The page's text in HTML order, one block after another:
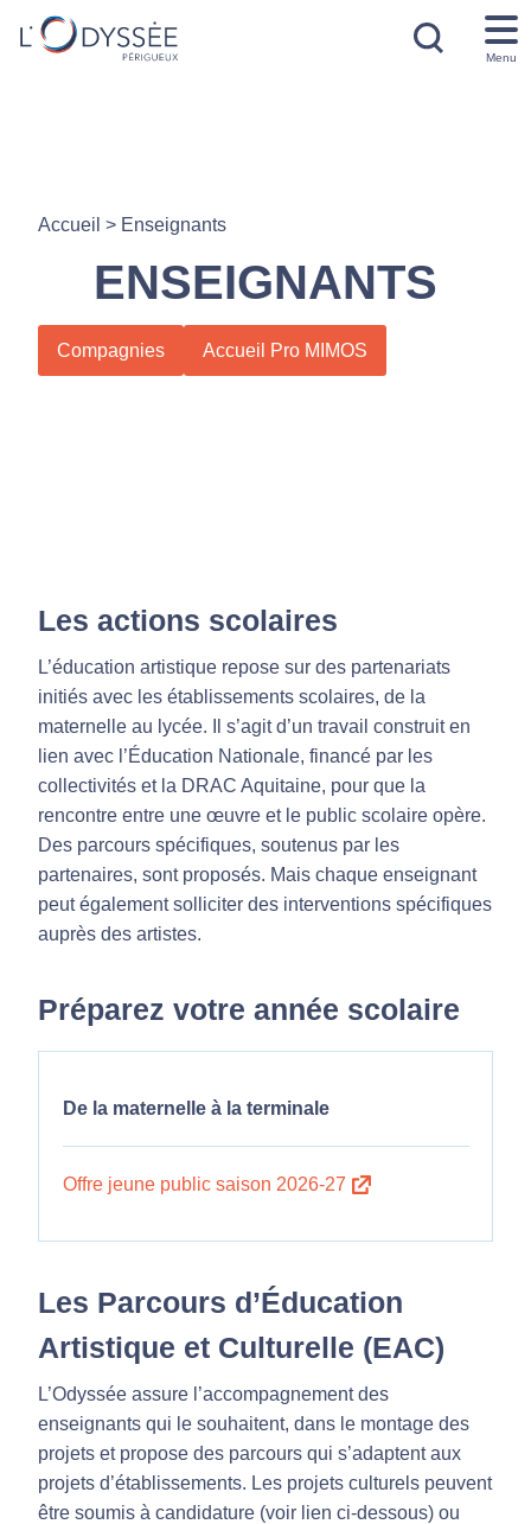
Menu
Accueil > Enseignants
ENSEIGNANTS
Compagnies Accueil Pro MIMOS
Les actions scolaires
L’éducation artistique repose sur des partenariats
initiés avec les établissements scolaires, de la
maternelle au lycée. Il s’agit d’un travail construit en
lien avec l’Éducation Nationale, financé par les
collectivités et la DRAC Aquitaine, pour que la
rencontre entre une œuvre et le public scolaire opère.
Des parcours spécifiques, soutenus par les
partenaires, sont proposés. Mais chaque enseignant
peut également solliciter des interventions spécifiques
auprès des artistes.
Préparez votre année scolaire
De la maternelle à la terminale
Offre jeune public saison 2026-27
Les Parcours d’Éducation
Artistique et Culturelle (EAC)
L’Odyssée assure l’accompagnement des
enseignants qui le souhaitent, dans le montage des
projets et propose des parcours qui s’adaptent aux
projets d’établissements. Les projets culturels peuvent
être soumis à candidature (voir lien ci-dessous) ou